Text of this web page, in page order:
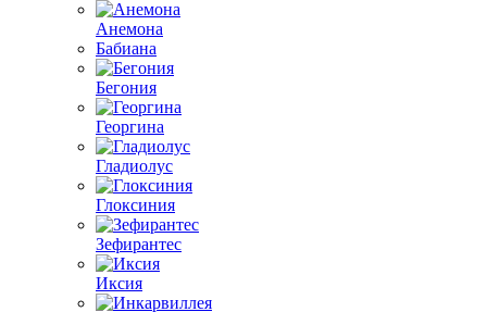
Анемона
Бабиана
Бегония
Георгина
Гладиолус
Глоксиния
Зефирантес
Иксия